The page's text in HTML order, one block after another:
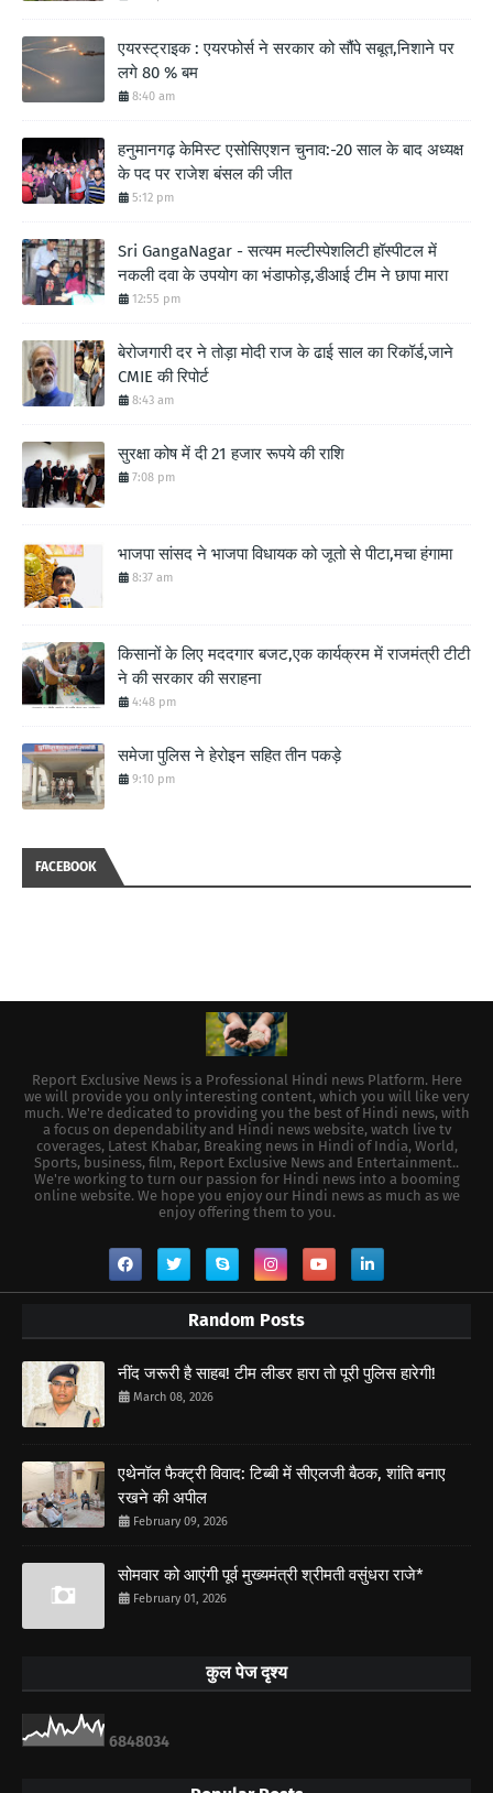
एयरस्ट्राइक : एयरफोर्स ने सरकार को सौंपे सबूत,निशाने पर
लगे 80 % बम
8:40 am
हनुमानगढ़ केमिस्ट एसोसिएशन चुनाव:-20 साल के बाद अध्यक्ष
के पद पर राजेश बंसल की जीत
5:12 pm
Sri GangaNagar - सत्यम मल्टीस्पेशलिटी हॉस्पीटल में
नकली दवा के उपयोग का भंडाफोड़,डीआई टीम ने छापा मारा
12:55 pm
बेरोजगारी दर ने तोड़ा मोदी राज के ढाई साल का रिकॉर्ड,जाने
CMIE की रिपोर्ट
8:43 am
सुरक्षा कोष में दी 21 हजार रूपये की राशि
7:08 pm
भाजपा सांसद ने भाजपा विधायक को जूतो से पीटा,मचा हंगामा
8:37 am
किसानों के लिए मददगार बजट,एक कार्यक्रम में राजमंत्री टीटी
ने की सरकार की सराहना
4:48 pm
समेजा पुलिस ने हेरोइन सहित तीन पकड़े
9:10 pm
FACEBOOK
Report Exclusive News is a Professional Hindi news Platform. Here
we will provide you only interesting content, which you will like very
much. We're dedicated to providing you the best of Hindi news, with
a focus on dependability and Hindi news website, watch live tv
coverages, Latest Khabar, Breaking news in Hindi of India, World,
Sports, business, film, Report Exclusive News and Entertainment..
We're working to turn our passion for Hindi news into a booming
online website. We hope you enjoy our Hindi news as much as we
enjoy offering them to you.
Random Posts
नींद जरूरी है साहब! टीम लीडर हारा तो पूरी पुलिस हारेगी!
March 08, 2026
एथेनॉल फैक्ट्री विवाद: टिब्बी में सीएलजी बैठक, शांति बनाए
रखने की अपील
February 09, 2026
सोमवार को आएंगी पूर्व मुख्यमंत्री श्रीमती वसुंधरा राजे*
February 01, 2026
कुल पेज दृश्य
6848034